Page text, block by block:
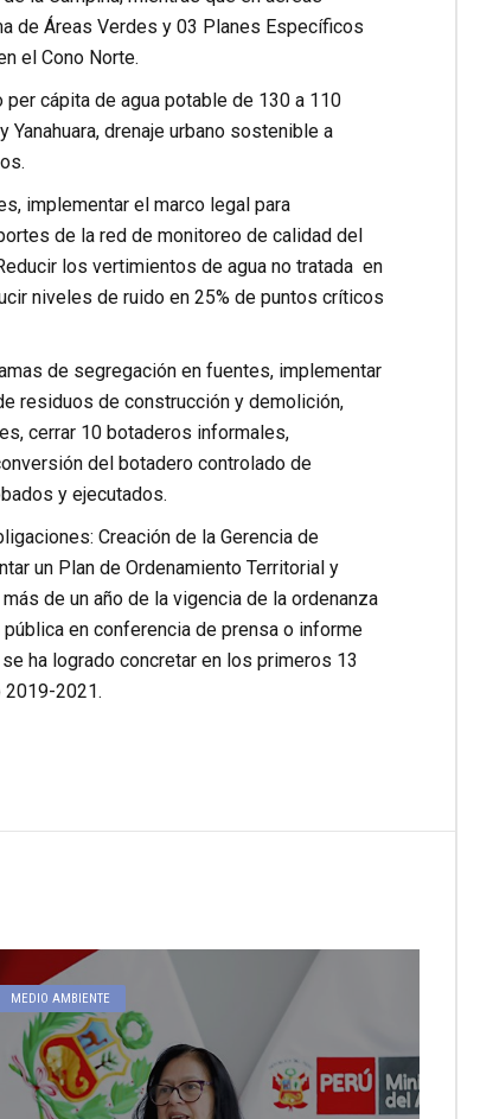
de Áreas Verdes y 03 Planes Específicos
el Cono Norte.
cápita de agua potable de 130 a 110
drenaje urbano sostenible a
implementar el marco legal para
de la red de monitoreo de calidad del
los vertimientos de agua no tratada en
niveles de ruido en 25% de puntos críticos
de segregación en fuentes, implementar
residuos de construcción y demolición,
cerrar 10 botaderos informales,
del botadero controlado de
y ejecutados.
Creación de la Gerencia de
un Plan de Ordenamiento Territorial y
de un año de la vigencia de la ordenanza
en conferencia de prensa o informe
ha logrado concretar en los primeros 13
2019-2021.
MEDIO AMBIENTE